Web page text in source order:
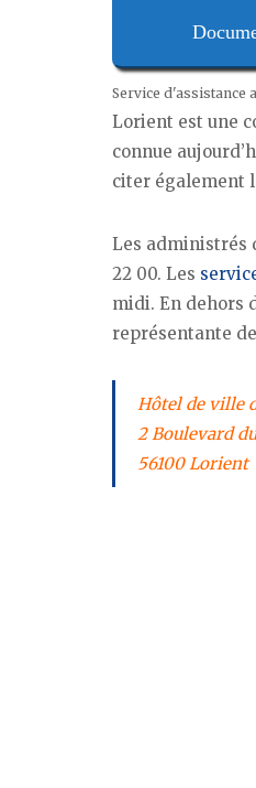
Service d'assistance
Lorient est une
connue
citer également
Les administrés
22 00. Les
midi. En dehors
représentante
Hôtel de ville
2 Boulevard
56100 Lorient